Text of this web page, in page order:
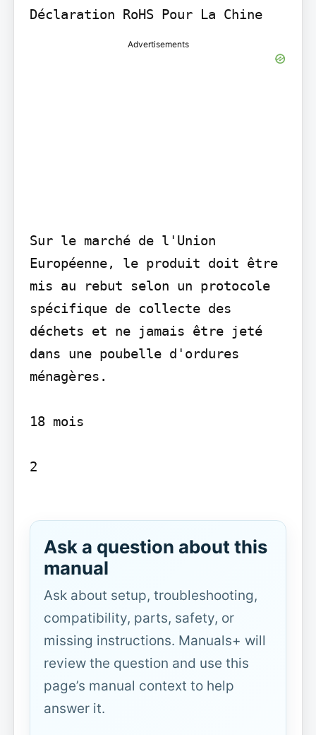
Déclaration RoHS Pour La Chine
Advertisements
Sur le marché de l'Union
Européenne, le produit doit être
mis au rebut selon un protocole
spécifique de collecte des
déchets et ne jamais être jeté
dans une poubelle d'ordures
ménagères.
18 mois
2
Ask a question about this
manual
Ask about setup, troubleshooting,
compatibility, parts, safety, or
missing instructions. Manuals+ will
review the question and use this
page’s manual context to help
answer it.